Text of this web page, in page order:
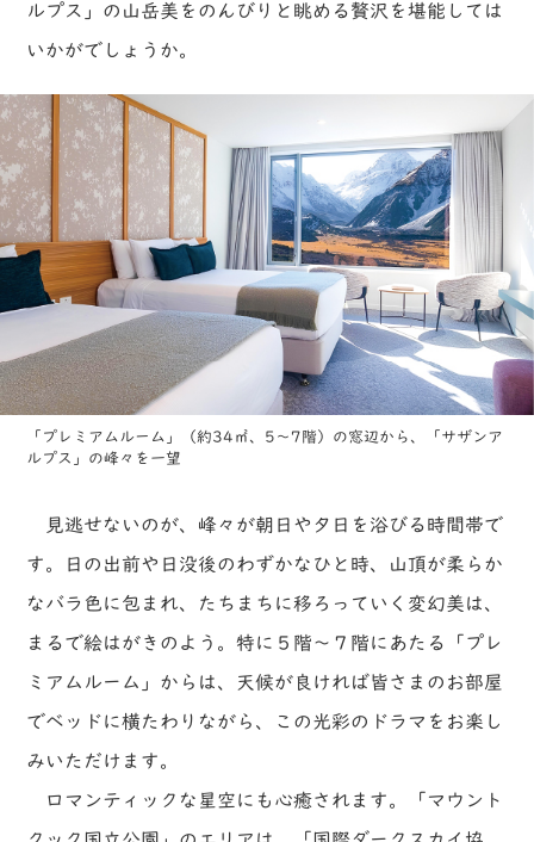
ルプス」の山岳美をのんびりと眺める贅沢を堪能しては
いかがでしょうか。
「プレミアムルーム」（約34㎡、5～7階）の窓辺から、「サザンア
ルプス」の峰々を一望
見逃せないのが、峰々が朝日や夕日を浴びる時間帯で
す。日の出前や日没後のわずかなひと時、山頂が柔らか
なバラ色に包まれ、たちまちに移ろっていく変幻美は、
まるで絵はがきのよう。特に５階～７階にあたる「プレ
ミアムルーム」からは、天候が良ければ皆さまのお部屋
でベッドに横たわりながら、この光彩のドラマをお楽し
みいただけます。
ロマンティックな星空にも心癒されます。「マウント